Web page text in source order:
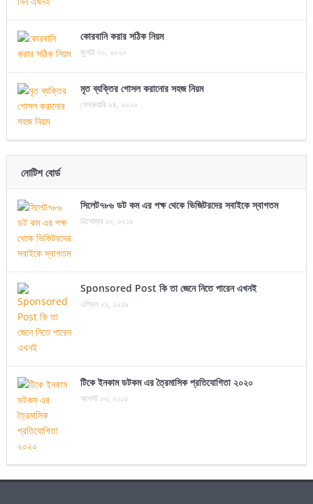
কোরবানি করার সঠিক নিয়ম
জুলাই ৩০, ২০২০
মৃত ব্যক্তির গোসল করানোর সহজ নিয়ম
ফেব্রুয়ারি ২৪, ২০২০
নোটিশ বোর্ড
সিলেট৭৮৬ ডট কম এর পক্ষ থেকে ভিজিটরদের সবাইকে স্বাগতম
ডিসেম্বর ১০, ২০১৯
Sponsored Post কি তা জেনে নিতে পারেন এখনই
এপ্রিল ০১, ২০১৯
টিকে ইনকাম ডটকম এর ত্রৈমাসিক প্রতিযোগিতা ২০২০
আগস্ট ০৩, ২০১৫